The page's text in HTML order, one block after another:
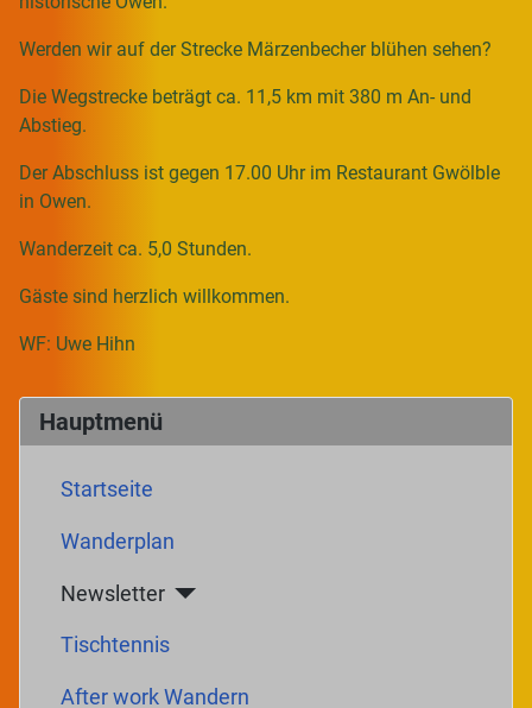
Hauptmenü
Startseite
Wanderplan
Newsletter
Tischtennis
After work Wandern
Werden wir auf der Strecke Märzenbecher blühen sehen?
Die Wegstrecke beträgt ca. 11,5 km mit 380 m An- und
Abstieg.
Der Abschluss ist gegen 17.00 Uhr im Restaurant Gwölble
in Owen.
Wanderzeit ca. 5,0 Stunden.
Gäste sind herzlich willkommen.
WF: Uwe Hihn